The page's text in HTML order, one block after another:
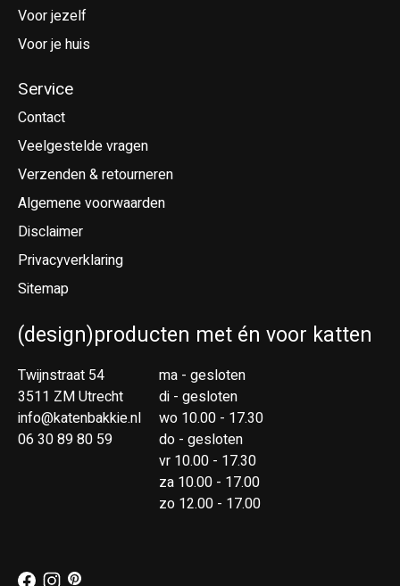
Voor jezelf
Voor je huis
Service
Contact
Veelgestelde vragen
Verzenden & retourneren
Algemene voorwaarden
Disclaimer
Privacyverklaring
Sitemap
(design)producten met én voor katten
Twijnstraat 54
3511 ZM Utrecht
info@katenbakkie.nl
06 30 89 80 59
ma - gesloten
di - gesloten
wo 10.00 - 17.30
do - gesloten
vr 10.00 - 17.30
za 10.00 - 17.00
zo 12.00 - 17.00